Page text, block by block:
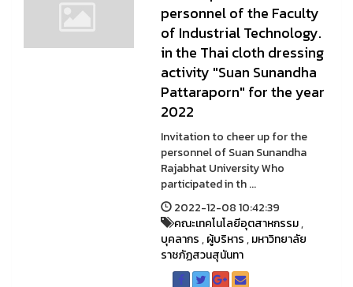
personnel of the Faculty
of Industrial Technology.
in the Thai cloth dressing
activity "Suan Sunandha
Pattaraporn" for the year
2022
Invitation to cheer up for the
personnel of Suan Sunandha
Rajabhat University Who
participated in th ...
2022-12-08 10:42:39
คณะเทคโนโลยีอุตสาหกรรม,
บุคลากร,ผู้บริหาร,มหาวิทยาลัย
ราชภัฏสวนสุนันทา